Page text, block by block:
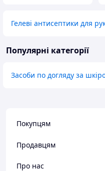
Гелеві антисептики для
Популярні категорії
Засоби по догляду за
Покупцям
Продавцям
Про нас